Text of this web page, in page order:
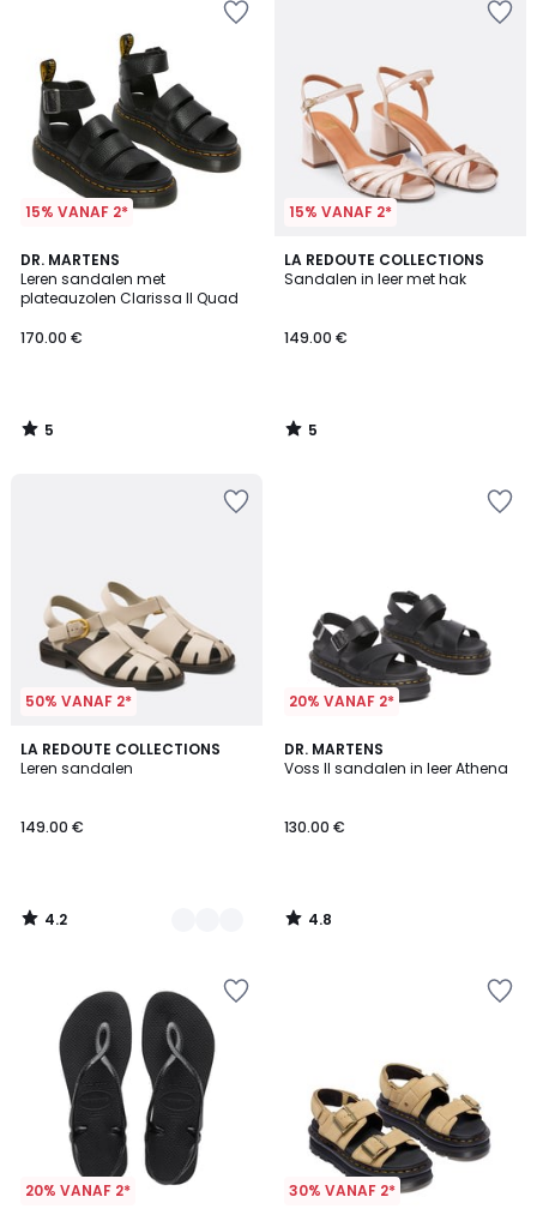
15% VANAF 2*
DR. MARTENS
Leren sandalen met
plateauzolen Clarissa II Quad
170.00 €
5
/
5
5
/
15% VANAF 2*
LA REDOUTE COLLECTIONS
Sandalen in leer met hak
149.00 €
5
/
5
/
50% VANAF 2*
LA REDOUTE COLLECTIONS
Leren sandalen
149.00 €
4.2
/ 5
2
Kleuren
4.2
/
20% VANAF 2*
DR. MARTENS
Voss II sandalen in leer Athena
130.00 €
4.8
/ 5
4.8
/
20% VANAF 2* 30% VANAF 2*